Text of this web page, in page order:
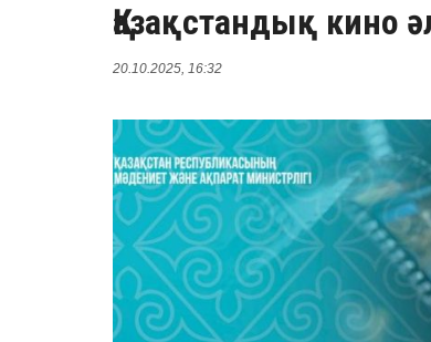
Қазақстандық кино
20.10.2025, 16:32